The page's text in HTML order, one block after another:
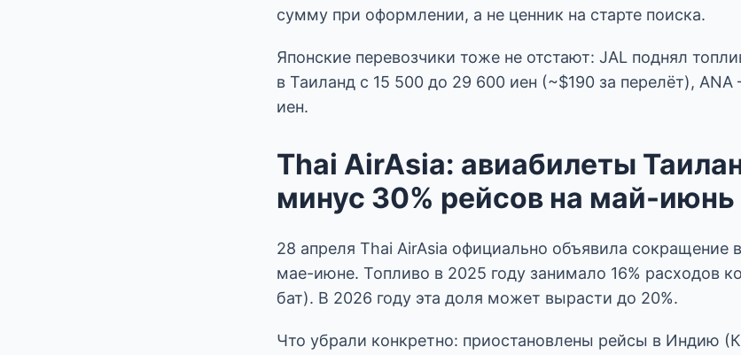
сумму при оформлении, а не ценник на старте поиска.
Японские перевозчики тоже не отстают: JAL поднял
в Таиланд с 15 500 до 29 600 иен (~$190 за перелёт),
иен.
Thai AirAsia: авиабилеты
минус 30% рейсов на май-июнь
28 апреля Thai AirAsia официально объявила сокращение
мае-июне. Топливо в 2025 году занимало 16% расходов
бат). В 2026 году эта доля может вырасти до 20%.
Что убрали конкретно: приостановлены рейсы в Индию